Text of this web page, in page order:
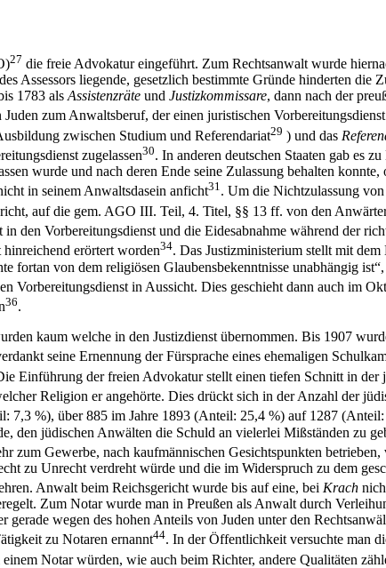
27 die freie Advokatur eingeführt. Zum Rechtsanwalt wurde
Assessors liegende, gesetzlich bestimmte Gründe hinderten die
1783 als Assistenzräte und Justizkommissare, dann nach der
zum Anwaltsberuf, der einen juristischen
zwischen Studium und Referendariat29 ) und das
zugelassen30. In anderen deutschen Staaten gab es
wurde und nach deren Ende seine Zulassung behalten konnte,
in seinem Anwaltsdasein anficht31. Um die Nichtzulassung
auf die gem. AGO III. Teil, 4. Titel, §§ 13 ff. von den
den Vorbereitungsdienst und die Eidesabnahme während der
erörtert worden34. Das Justizministerium stellt mit
fortan von dem religiösen Glaubensbekenntnisse unabhängig
Vorbereitungsdienst in Aussicht. Dies geschieht dann auch im
36.
kaum welche in den Justizdienst übernommen. Bis 1907
seine Ernennung der Fürsprache eines ehemaligen
Einführung der freien Advokatur stellt einen tiefen Schnitt in der
Religion er angehörte. Dies drückt sich in der Anzahl der
%), über 885 im Jahre 1893 (Anteil: 25,4 %) auf 1287
den jüdischen Anwälten die Schuld an vielerlei Mißständen zu
zum Gewerbe, nach kaufmännischen Gesichtspunkten betrieben,
zu Unrecht verdreht würde und die im Widerspruch zu dem
Anwalt beim Reichsgericht wurde bis auf eine, bei Krach
Zum Notar wurde man in Preußen als Anwalt durch
wegen des hohen Anteils von Juden unter den
zu Notaren ernannt44. In der Öffentlichkeit versuchte man
Notar würden, wie auch beim Richter, andere Qualitäten